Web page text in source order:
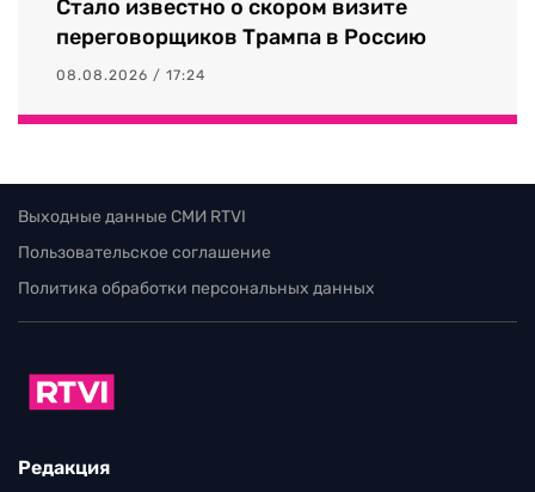
Стало известно о скором визите
переговорщиков Трампа в Россию
08.08.2026 / 17:24
Выходные данные СМИ RTVI
Пользовательское соглашение
Политика обработки персональных данных
Редакция